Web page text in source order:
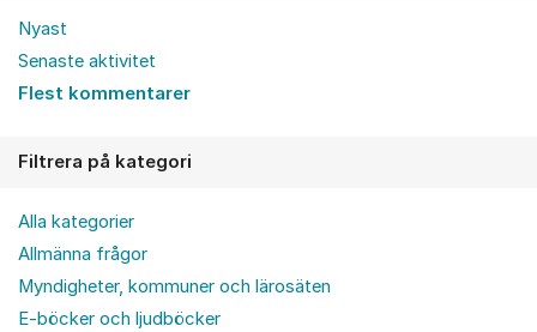
Nyast
Senaste aktivitet
Flest kommentarer
Filtrera på kategori
Alla kategorier
Allmänna frågor
Myndigheter, kommuner och lärosäten
E-böcker och ljudböcker